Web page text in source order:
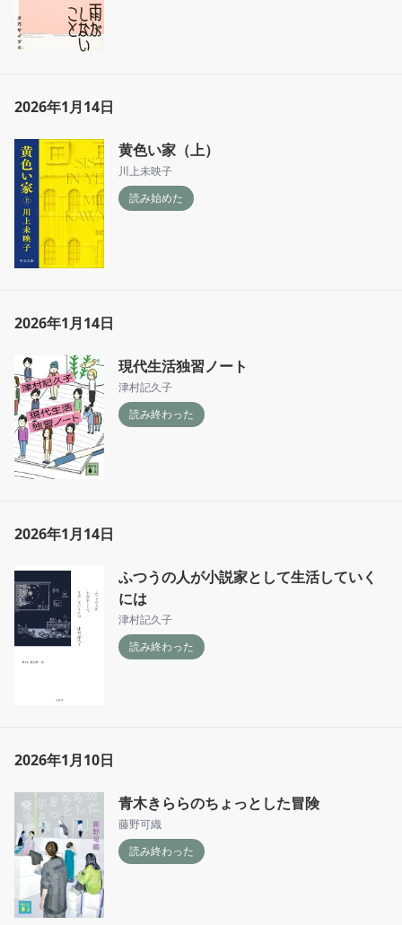
2026年1月14日
黄色い家（上）
川上未映子
読み始めた
2026年1月14日
現代生活独習ノート
津村記久子
読み終わった
2026年1月14日
ふつうの人が小説家として生活していく
には
津村記久子
読み終わった
2026年1月10日
青木きららのちょっとした冒険
藤野可織
読み終わった